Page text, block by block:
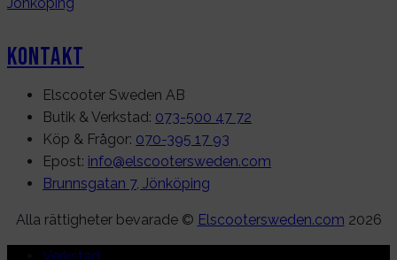
Kontakt
Elscooter Sweden AB
Butik & Verkstad: 073-500 47 72
Köp & Frågor: 070-395 17 93
Epost: info@elscootersweden.com
Brunnsgatan 7, Jönköping
Alla rättigheter bevarade © Elscootersweden.com 2026
Verkstad